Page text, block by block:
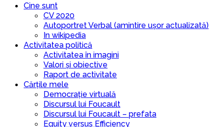
Cine sunt
CV 2020
Autoportret Verbal (amintire ușor actualizată)
In wikipedia
Activitatea politică
Activitatea în imagini
Valori și obiective
Raport de activitate
Cărțile mele
Democrație virtuală
Discursul lui Foucault
Discursul lui Foucault – prefata
Equity versus Efficiency